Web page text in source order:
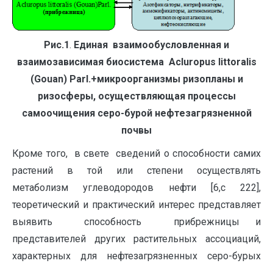
Рис.1. Единая взаимообусловленная и
взаимозависимая биосистема Acluropus littoralis
(Gouan) Parl.+микроорганизмы ризопланы и
ризосферы, осуществляющая процессы
самоочищения серо-бурой нефтезагрязненной
почвы
Кроме того, в свете сведений о способности самих
растений в той или степени осуществлять
метаболизм углеводородов нефти [6,c 222],
теоретический и практический интерес представляет
выявить способность прибрежницы и
представителей других растительных ассоциаций,
характерных для нефтезагрязненных серо-бурых